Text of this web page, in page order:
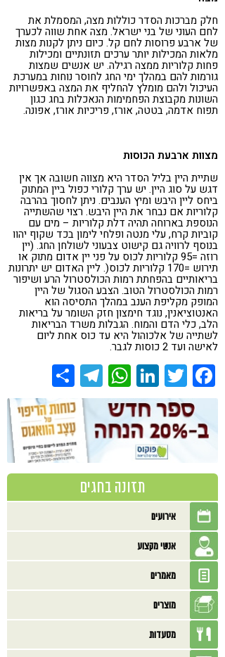
חלק מברכות הסדר כוללות מצה, המסמלת את
לחם העוני של בני ישראל. מצה אחת שווה לכערך
של ארבע פרוסות לחם קל. כיום ניתן לקנות מצות
מלאות המכילות יותר ערכים תזונתיים ומכילות
פחות קלוריות ממצה רגילה. יש אנשים שמצות
גורמות להם במהלך ימי החג לחוסר נוחות במערכת
העיכול ולהם מומלץ להחליף את המצה באפשרויות
השונות מקבוצת הפחמימות הנאכלות בחג כגון
תפוח אדמה, בטטה, אורז, פריכיות אורז, אפונה.
מצוות ארבעת הכוסות
שתיית היין בליל הסדר היא מצווה חשובה אך אין
דגש על סוג היין. יש ערך קלורי כפול ביין המתוק
ביחס ליין היבש ומיץ הענבים. ניתן לחסוך בהרבה
קלוריות אם נבחר את היין היבש. רצוי שהשתייה
הנוספת בארוחה תהיה דלת קלוריות – מים עם
קוביות קרח, עלי מנטה ופלחי לימון בכד שקוף יהוו
בנוסף לרוויה גם קישוט צבעוני לשולחן החג. (יין
רוזה =95 קלוריות לכוס על פני יין אדום מתוק או
תירוש =170 קלוריות לכוס(. ליין האדום יש יתרונות
בריאותיים בהפחתת רמות הכולסטרול הרע ושיפור
רמות הכולסטרול הטוב. הצבע הסגול של היין
המופק מקליפת הענב במהלך התסיסה הוא
האנטוציאנין, נוגד חימצון חזק השומר על בריאות
הלב, כלי הדם והמוח. הגבלות משרד הבריאות
לשתייה של אלכוהול היא עד כוס אחת ליום
לאישה ועד 2 כוסות לגבר.
Facebook
Twitter
LinkedIn
WhatsApp
Telegram
תזונה בחגים
אירועים
אנשי מקצוע
מאמרים
מוצרים
מסעדות